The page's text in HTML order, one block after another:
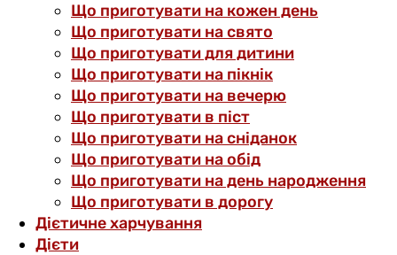
Що приготувати на кожен день
Що приготувати на свято
Що приготувати для дитини
Що приготувати на пікнік
Що приготувати на вечерю
Що приготувати в піст
Що приготувати на сніданок
Що приготувати на обід
Що приготувати на день народження
Що приготувати в дорогу
Дієтичне харчування
Дієти